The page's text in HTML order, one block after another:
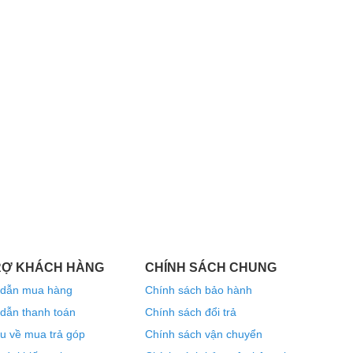
KHÁCH HÀNG
mua hàng
thanh toán
về mua trả góp
CHÍNH SÁCH CHUNG
Chính sách bảo hành
Chính sách đổi trả
Chính sách vận chuyển